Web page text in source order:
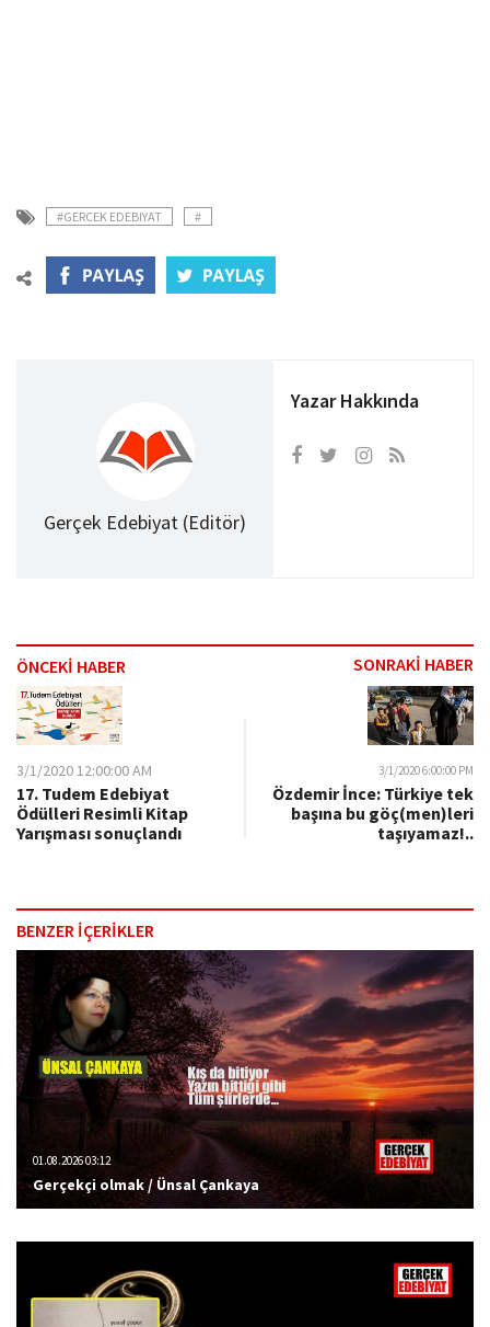
#GERCEK EDEBIYAT #
Gerçek Edebiyat (Editör)
Yazar Hakkında
ÖNCEKİ HABER SONRAKİ HABER
3/1/2020 12:00:00 AM
17. Tudem Edebiyat
Ödülleri Resimli Kitap
Yarışması sonuçlandı
3/1/2020 6:00:00 PM
Özdemir İnce: Türkiye tek
başına bu göç(men)leri
taşıyamaz!..
BENZER İÇERİKLER
01.08.2026 03:12
Gerçekçi olmak / Ünsal Çankaya